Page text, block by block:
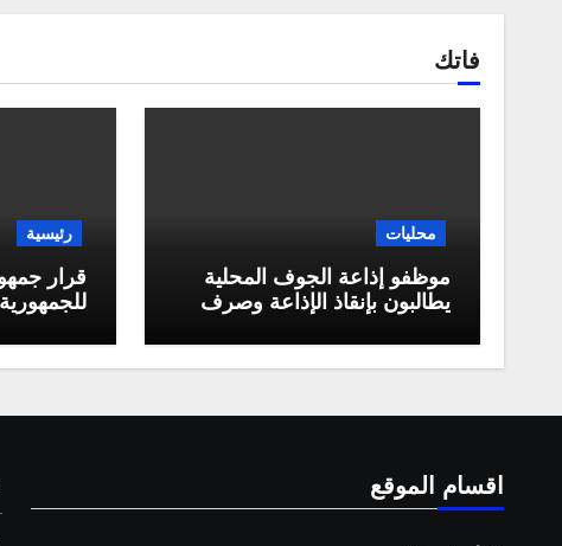
فاتك
محليات
موظفو إذاعة الجوف المحلية
يطالبون بإنقاذ الإذاعة وصرف
رئيسية
قرار
اقسام الموقع